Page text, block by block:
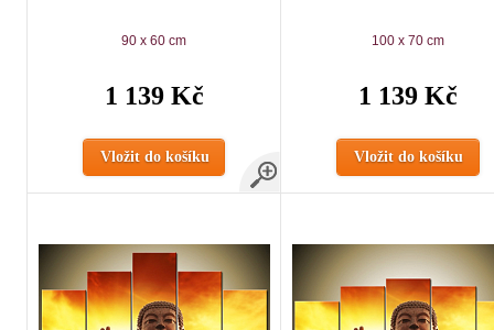
90 x 60 cm
1 139 Kč
Vložit do košíku
100 x 70 cm
1 139 Kč
Vložit do košíku